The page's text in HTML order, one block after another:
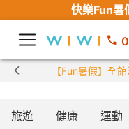
快樂Fun暑
【Fun暑假】全
旅遊 健康 運動